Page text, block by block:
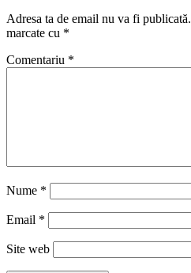
Adresa ta de email nu va fi publicată.
marcate cu *
Comentariu *
Nume *
Email *
Site web